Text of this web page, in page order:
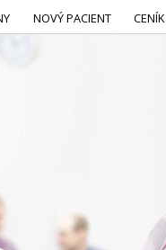
NOVÝ PACIENT CENÍK